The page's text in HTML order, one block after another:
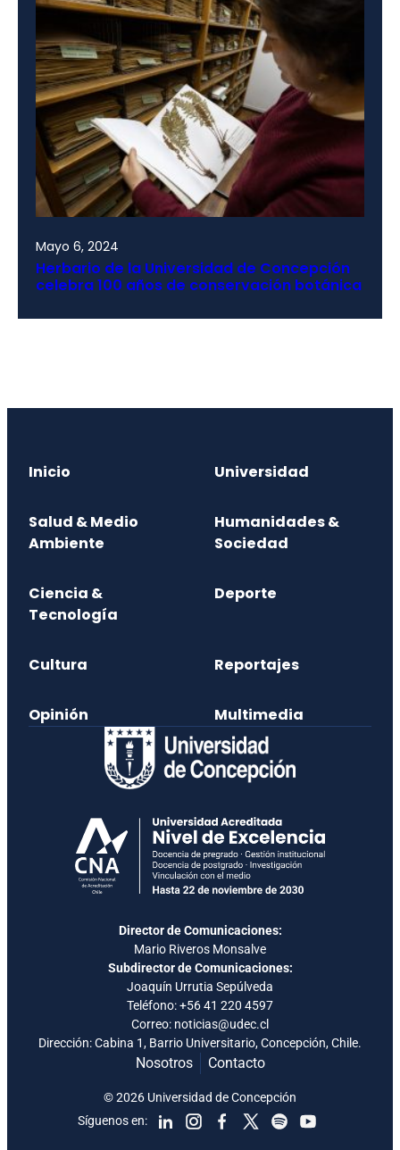
Mayo 6, 2024
Herbario de la Universidad de Concepción
celebra 100 años de conservación botánica
Inicio Universidad
Salud & Medio
Ambiente
Humanidades &
Sociedad
Ciencia &
Tecnología
Deporte
Cultura Reportajes
Opinión Multimedia
Director de Comunicaciones:
Mario Riveros Monsalve
Subdirector de Comunicaciones:
Joaquín Urrutia Sepúlveda
Teléfono:+56 41 220 4597
Correo: noticias@udec.cl
Dirección: Cabina 1, Barrio Universitario, Concepción, Chile.
Nosotros Contacto
Síguenos en:
© 2026 Universidad de Concepción